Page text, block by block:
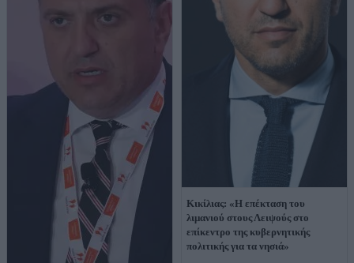
Κικίλιας: «Η επέκταση του
λιμανιού στους Λειψούς στο
επίκεντρο της κυβερνητικής
πολιτικής για τα νησιά»